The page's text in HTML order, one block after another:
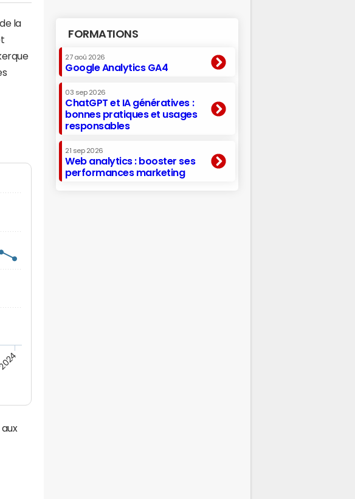
la
FORMATIONS
27 aoû 2026
Google Analytics GA4
03 sep 2026
ChatGPT et IA génératives :
bonnes pratiques et usages
responsables
21 sep 2026
Web analytics : booster ses
performances marketing